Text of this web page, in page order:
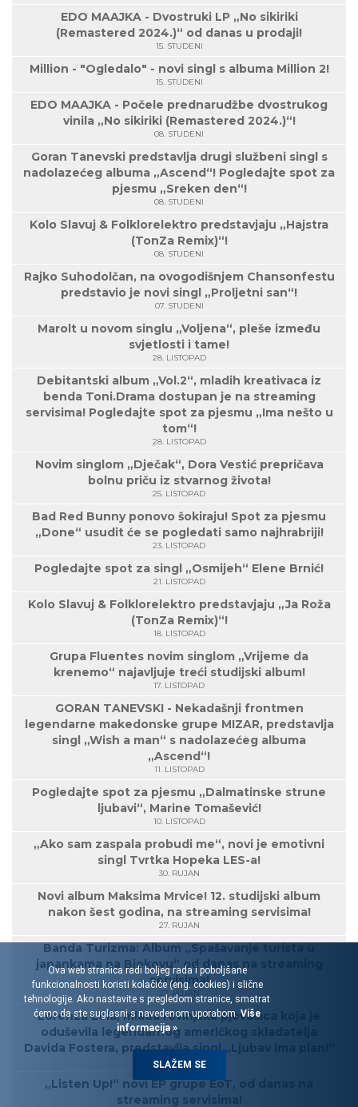
EDO MAAJKA - Dvostruki LP „No sikiriki
(Remastered 2024.)“ od danas u prodaji!
15. STUDENI
Million - "Ogledalo" - novi singl s albuma Million 2!
15. STUDENI
EDO MAAJKA - Počele prednarudžbe dvostrukog
vinila „No sikiriki (Remastered 2024.)“!
08. STUDENI
Goran Tanevski predstavlja drugi službeni singl s
nadolazećeg albuma „Ascend“! Pogledajte spot za
pjesmu „Sreken den“!
08. STUDENI
Kolo Slavuj & Folklorelektro predstavjaju „Hajstra
(TonZa Remix)“!
08. STUDENI
Rajko Suhodolčan, na ovogodišnjem Chansonfestu
predstavio je novi singl „Proljetni san“!
07. STUDENI
Marolt u novom singlu „Voljena“, pleše između
svjetlosti i tame!
28. LISTOPAD
Debitantski album „Vol.2“, mladih kreativaca iz
benda Toni.Drama dostupan je na streaming
servisima! Pogledajte spot za pjesmu „Ima nešto u
tom“!
28. LISTOPAD
Novim singlom „Dječak“, Dora Vestić prepričava
bolnu priču iz stvarnog života!
25. LISTOPAD
Bad Red Bunny ponovo šokiraju! Spot za pjesmu
„Done“ usudit će se pogledati samo najhrabriji!
23. LISTOPAD
Pogledajte spot za singl „Osmijeh“ Elene Brnić!
21. LISTOPAD
Kolo Slavuj & Folklorelektro predstavjaju „Ja Roža
(TonZa Remix)“!
18. LISTOPAD
Grupa Fluentes novim singlom „Vrijeme da
krenemo“ najavljuje treći studijski album!
17. LISTOPAD
GORAN TANEVSKI - Nekadašnji frontmen
legendarne makedonske grupe MIZAR, predstavlja
singl „Wish a man“ s nadolazećeg albuma
„Ascend“!
11. LISTOPAD
Pogledajte spot za pjesmu „Dalmatinske strune
ljubavi“, Marine Tomašević!
10. LISTOPAD
„Ako sam zaspala probudi me“, novi je emotivni
singl Tvrtka Hopeka LES-a!
30. RUJAN
Novi album Maksima Mrvice! 12. studijski album
nakon šest godina, na streaming servisima!
27. RUJAN
Banda Turizma: Album „Spašavanje turista u
japankama na Biokovu“ od danas na streaming
servisima!
27. RUJAN
Lorenza Lola, mlada rovinjska pjevačica koja je
oduševila legendarnog američkog skladatelja
Davida Fostera, predstavlja singl „Ljubav ima plan!“
23. RUJAN
„Listen Up!“ novi EP grupe EoT, od danas na
streaming servisima!
Ova web stranica radi boljeg rada i poboljšane
funkcionalnosti koristi kolačiće (eng. cookies) i slične
tehnologije. Ako nastavite s pregledom stranice, smatrat
ćemo da ste suglasni s navedenom uporabom. Više
informacija »
SLAŽEM SE